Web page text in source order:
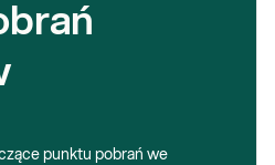
punktu pobrań we